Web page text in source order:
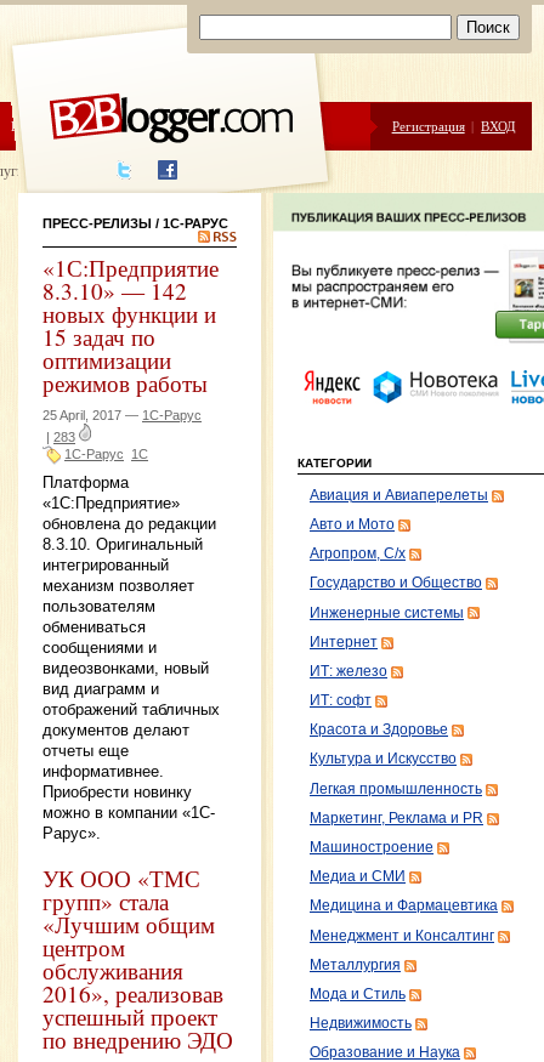
ЦЕНЫ ПОМОЩЬ Регистрация | ВХОД
написания
ПРЕСС-РЕЛИЗЫ / 1С-РАРУС
«1С:Предприятие
8.3.10» — 142
новых функции и
15 задач по
оптимизации
режимов работы
25 April, 2017 — 1С-Рарус
| 283
1С-Рарус
1С
Платформа
«1С:Предприятие»
обновлена до редакции
8.3.10. Оригинальный
интегрированный
механизм позволяет
пользователям
обмениваться
сообщениями и
видеозвонками, новый
вид диаграмм и
отображений табличных
документов делают
отчеты еще
информативнее.
Приобрести новинку
можно в компании «1С-
Рарус».
УК ООО «ТМС
групп» стала
«Лучшим общим
центром
обслуживания
2016», реализовав
успешный проект
по внедрению ЭДО
КАТЕГОРИИ
Авиация и Авиаперелеты
Авто и Мото
Агропром, С/х
Государство и Общество
Инженерные системы
Интернет
ИТ: железо
ИТ: софт
Красота и Здоровье
Культура и Искусство
Легкая промышленность
Маркетинг, Реклама и PR
Машиностроение
Медиа и СМИ
Медицина и Фармацевтика
Менеджмент и Консалтинг
Металлургия
Мода и Стиль
Недвижимость
Образование и Наука